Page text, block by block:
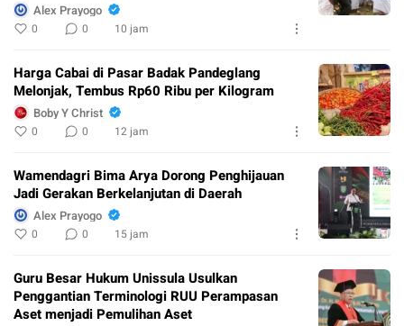
Alex Prayogo
0 0 10 jam
Harga Cabai di Pasar Badak Pandeglang
Melonjak, Tembus Rp60 Ribu per Kilogram
Boby Y Christ
0 0 12 jam
Wamendagri Bima Arya Dorong Penghijauan
Jadi Gerakan Berkelanjutan di Daerah
Alex Prayogo
0 0 15 jam
Guru Besar Hukum Unissula Usulkan
Penggantian Terminologi RUU Perampasan
Aset menjadi Pemulihan Aset